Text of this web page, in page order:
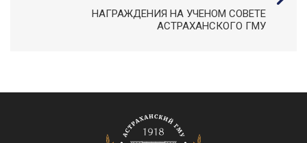
НАГРАЖДЕНИЯ НА УЧЕНОМ СОВЕТЕ
АСТРАХАНСКОГО ГМУ